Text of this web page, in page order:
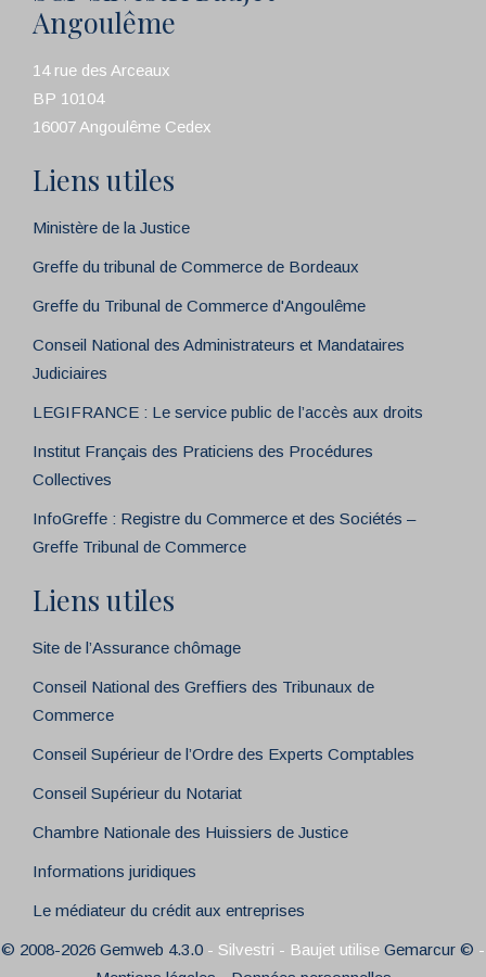
Angoulême
14 rue des Arceaux
BP 10104
16007 Angoulême Cedex
Liens utiles
Ministère de la Justice
Greffe du tribunal de Commerce de Bordeaux
Greffe du Tribunal de Commerce d'Angoulême
Conseil National des Administrateurs et Mandataires
Judiciaires
LEGIFRANCE : Le service public de l’accès aux droits
Institut Français des Praticiens des Procédures
Collectives
InfoGreffe : Registre du Commerce et des Sociétés –
Greffe Tribunal de Commerce
Liens utiles
Site de l’Assurance chômage
Conseil National des Greffiers des Tribunaux de
Commerce
Conseil Supérieur de l’Ordre des Experts Comptables
Conseil Supérieur du Notariat
Chambre Nationale des Huissiers de Justice
Informations juridiques
Le médiateur du crédit aux entreprises
© 2008-2026 Gemweb 4.3.0 - Silvestri - Baujet utilise Gemarcur © -